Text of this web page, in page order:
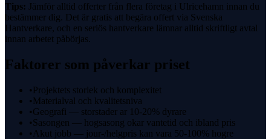
Tips: Jämför alltid offerter från flera företag i Ulricehamn innan du
bestämmer dig. Det är gratis att begära offert via Svenska
Hantverkare, och en seriös hantverkare lämnar alltid skriftligt avtal
innan arbetet påbörjas.
Faktorer som påverkar priset
• Projektets storlek och komplexitet
• Materialval och kvalitetsniva
•Geografi — storstader ar 10-20% dyrare
•Sasongen — hogsasong okar vantetid och ibland pris
• Akut jobb — jour-/helgpris kan vara 50-100% hogre